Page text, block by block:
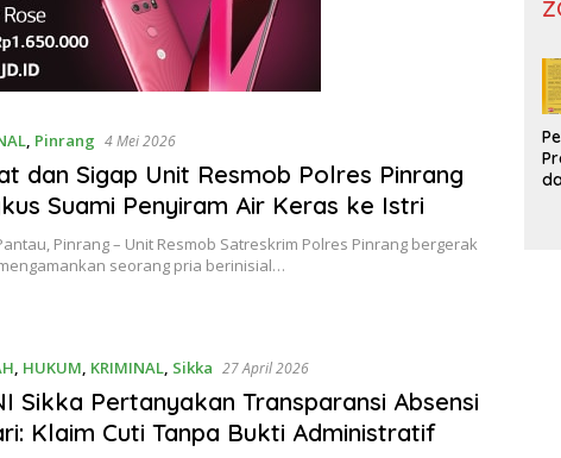
, Pinrang 4 Mei 2026
dan Sigap Unit Resmob Polres Pinrang
Suami Penyiram Air Keras ke Istri
Pinrang – Unit Resmob Satreskrim Polres Pinrang bergerak
seorang pria berinisial…
, HUKUM, KRIMINAL, Sikka 27 April 2026
Sikka Pertanyakan Transparansi Absensi
Klaim Cuti Tanpa Bukti Administratif